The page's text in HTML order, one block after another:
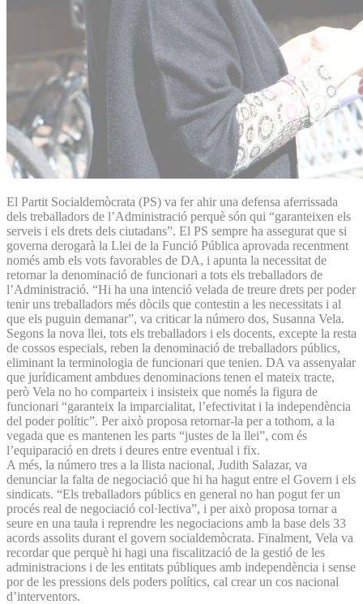
El Partit Socialdemòcrata (PS) va fer ahir una defensa aferrissada
dels treballadors de l’Administració perquè són qui “garanteixen els
serveis i els drets dels ciutadans”. El PS sempre ha assegurat que si
governa derogarà la Llei de la Funció Pública aprovada recentment
només amb els vots favorables de DA, i apunta la necessitat de
retornar la denominació de funcionari a tots els treballadors de
l’Administració. “Hi ha una intenció velada de treure drets per poder
tenir uns treballadors més dòcils que contestin a les necessitats i al
que els puguin demanar”, va criticar la número dos, Susanna Vela.
Segons la nova llei, tots els treballadors i els docents, excepte la resta
de cossos especials, reben la denominació de treballadors públics,
eliminant la terminologia de funcionari que tenien. DA va assenyalar
que jurídicament ambdues denominacions tenen el mateix tracte,
però Vela no ho comparteix i insisteix que només la figura de
funcionari “garanteix la imparcialitat, l’efectivitat i la independència
del poder polític”. Per això proposa retornar-la per a tothom, a la
vegada que es mantenen les parts “justes de la llei”, com és
l’equiparació en drets i deures entre eventual i fix.
A més, la número tres a la llista nacional, Judith Salazar, va
denunciar la falta de negociació que hi ha hagut entre el Govern i els
sindicats. “Els treballadors públics en general no han pogut fer un
procés real de negociació col·lectiva”, i per això proposa tornar a
seure en una taula i reprendre les negociacions amb la base dels 33
acords assolits durant el govern socialdemòcrata. Finalment, Vela va
recordar que perquè hi hagi una fiscalització de la gestió de les
administracions i de les entitats públiques amb independència i sense
por de les pressions dels poders polítics, cal crear un cos nacional
d’interventors.